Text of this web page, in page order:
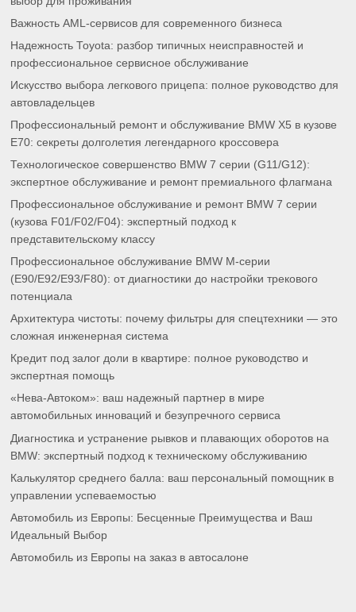
Важность AML-сервисов для современного бизнеса
Надежность Toyota: разбор типичных неисправностей и
профессиональное сервисное обслуживание
Искусство выбора легкового прицепа: полное руководство для
автовладельцев
Профессиональный ремонт и обслуживание BMW X5 в кузове
E70: секреты долголетия легендарного кроссовера
Технологическое совершенство BMW 7 серии (G11/G12):
экспертное обслуживание и ремонт премиального флагмана
Профессиональное обслуживание и ремонт BMW 7 серии
(кузова F01/F02/F04): экспертный подход к
представительскому классу
Профессиональное обслуживание BMW M-серии
(E90/E92/E93/F80): от диагностики до настройки трекового
потенциала
Архитектура чистоты: почему фильтры для спецтехники — это
сложная инженерная система
Кредит под залог доли в квартире: полное руководство и
экспертная помощь
«Нева-Автоком»: ваш надежный партнер в мире
автомобильных инноваций и безупречного сервиса
Диагностика и устранение рывков и плавающих оборотов на
BMW: экспертный подход к техническому обслуживанию
Калькулятор среднего балла: ваш персональный помощник в
управлении успеваемостью
Автомобиль из Европы: Бесценные Преимущества и Ваш
Идеальный Выбор
Автомобиль из Европы на заказ в автосалоне